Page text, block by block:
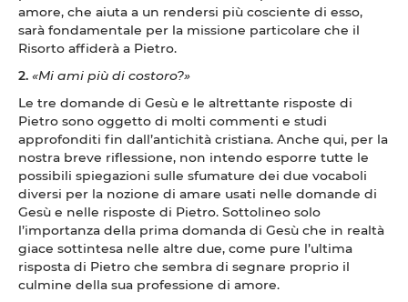
amore, che aiuta a un rendersi più cosciente di esso,
sarà fondamentale per la missione particolare che il
Risorto affiderà a Pietro.
2. «Mi ami più di costoro?»
Le tre domande di Gesù e le altrettante risposte di
Pietro sono oggetto di molti commenti e studi
approfonditi fin dall’antichità cristiana. Anche qui, per la
nostra breve riflessione, non intendo esporre tutte le
possibili spiegazioni sulle sfumature dei due vocaboli
diversi per la nozione di amare usati nelle domande di
Gesù e nelle risposte di Pietro. Sottolineo solo
l’importanza della prima domanda di Gesù che in realtà
giace sottintesa nelle altre due, come pure l’ultima
risposta di Pietro che sembra di segnare proprio il
culmine della sua professione di amore.